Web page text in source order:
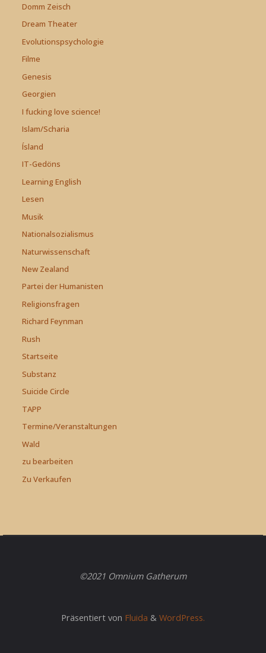
Domm Zeisch
Dream Theater
Evolutionspsychologie
Filme
Genesis
Georgien
I fucking love science!
Islam/Scharia
Ísland
IT-Gedöns
Learning English
Lesen
Musik
Nationalsozialismus
Naturwissenschaft
New Zealand
Partei der Humanisten
Religionsfragen
Richard Feynman
Rush
Startseite
Substanz
Suicide Circle
TAPP
Termine/Veranstaltungen
Wald
zu bearbeiten
Zu Verkaufen
©2021 Omnium Gatherum
Präsentiert von Fluida & WordPress.